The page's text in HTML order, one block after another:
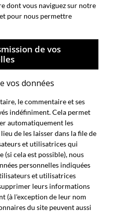
dont vous naviguez sur notre
pour nous permettre
de vos
vos données
le commentaire et ses
indéfiniment. Cela permet
automatiquement les
de les laisser dans la file de
et utilisatrices qui
cela est possible), nous
personnelles indiquées
et utilisatrices
leurs informations
(à l'exception de leur nom
du site peuvent aussi